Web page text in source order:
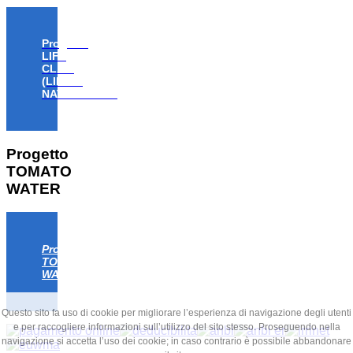
Progetto
LIFE
CLAW
(LIFE18
NAT/IT/000806)
Progetto
TOMATO
WATER
Progetto
TOMATO
WATER
Questo sito fa uso di cookie per migliorare l’esperienza di navigazione degli utenti
e per raccogliere informazioni sull’utilizzo del sito stesso. Proseguendo nella
navigazione si accetta l’uso dei cookie; in caso contrario è possibile abbandonare